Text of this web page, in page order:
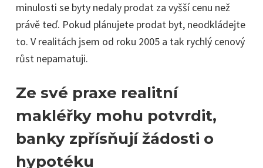
minulosti se byty nedaly prodat za vyšší cenu než
právě teď. Pokud plánujete prodat byt, neodkládejte
to. V realitách jsem od roku 2005 a tak rychlý cenový
růst nepamatuji.
Ze své praxe realitní
makléřky mohu potvrdit,
banky zpřísňují žádosti o
hypotéku